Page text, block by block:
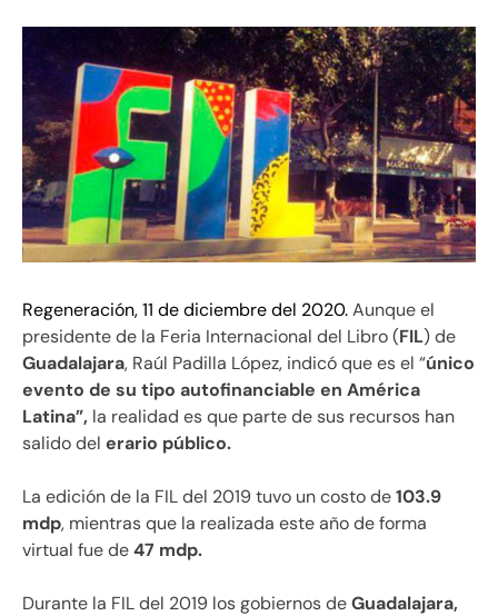
Regeneración, 11 de diciembre del 2020.Aunque el
presidente de la Feria Internacional del Libro (FIL) de
Guadalajara, Raúl Padilla López, indicó que es el “único
evento de su tipo autofinanciable en América
Latina”, la realidad es que parte de sus recursos han
salido del erario público.
La edición de la FIL del 2019 tuvo un costo de103.9
mdp, mientras que la realizada este año de forma
virtual fue de47 mdp.
Durante la FIL del 2019 los gobiernos deGuadalajara,